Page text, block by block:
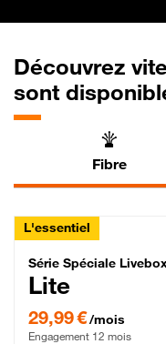
Découvrez
sont
Fibre
L'essentiel
Série
Série Spéciale Livebox
Lite
29,99 €/mois
Engagement 12 mois